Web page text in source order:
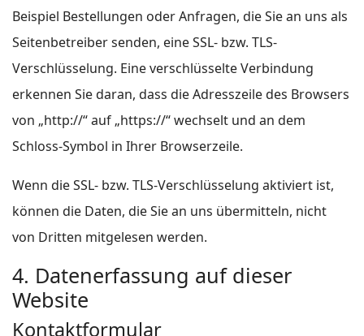
Beispiel Bestellungen oder Anfragen, die Sie an uns als
Seitenbetreiber senden, eine SSL- bzw. TLS-
Verschlüsselung. Eine verschlüsselte Verbindung
erkennen Sie daran, dass die Adresszeile des Browsers
von „http://“ auf „https://“ wechselt und an dem
Schloss-Symbol in Ihrer Browserzeile.
Wenn die SSL- bzw. TLS-Verschlüsselung aktiviert ist,
können die Daten, die Sie an uns übermitteln, nicht
von Dritten mitgelesen werden.
4. Datenerfassung auf dieser
Website
Kontaktformular